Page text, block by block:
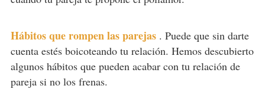
Hábitos que rompen las parejas . Puede que sin darte
cuenta estés boicoteando tu relación. Hemos descubierto
algunos hábitos que pueden acabar con tu relación de
pareja si no los frenas.